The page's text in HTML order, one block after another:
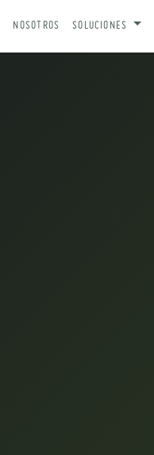
NOSOTROS SOLUCIONES